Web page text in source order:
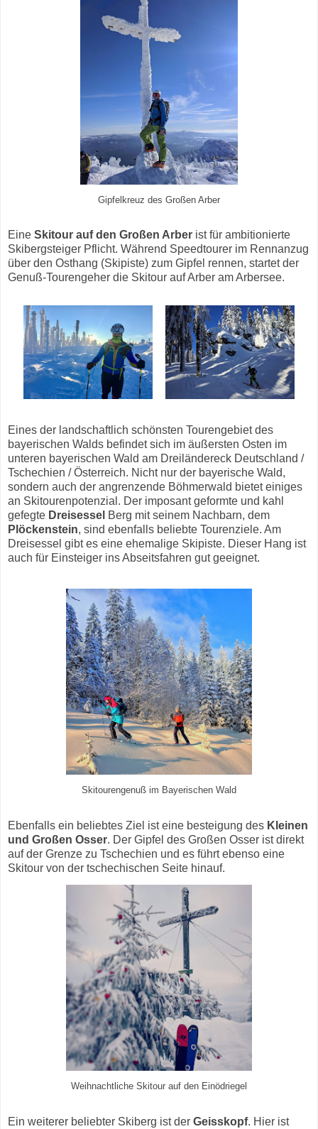
Gipfelkreuz des Großen Arber
Eine Skitour auf den Großen Arber ist für ambitionierte
Skibergsteiger Pflicht. Während Speedtourer im Rennanzug
über den Osthang (Skipiste) zum Gipfel rennen, startet der
Genuß-Tourengeher die Skitour auf Arber am Arbersee.
Eines der landschaftlich schönsten Tourengebiet des
bayerischen Walds befindet sich im äußersten Osten im
unteren bayerischen Wald am Dreiländereck Deutschland /
Tschechien / Österreich. Nicht nur der bayerische Wald,
sondern auch der angrenzende Böhmerwald bietet einiges
an Skitourenpotenzial. Der imposant geformte und kahl
gefegte Dreisessel Berg mit seinem Nachbarn, dem
Plöckenstein, sind ebenfalls beliebte Tourenziele. Am
Dreisessel gibt es eine ehemalige Skipiste. Dieser Hang ist
auch für Einsteiger ins Abseitsfahren gut geeignet.
Skitourengenuß im Bayerischen Wald
Ebenfalls ein beliebtes Ziel ist eine besteigung des Kleinen
und Großen Osser. Der Gipfel des Großen Osser ist direkt
auf der Grenze zu Tschechien und es führt ebenso eine
Skitour von der tschechischen Seite hinauf.
Weihnachtliche Skitour auf den Einödriegel
Ein weiterer beliebter Skiberg ist der Geisskopf. Hier ist